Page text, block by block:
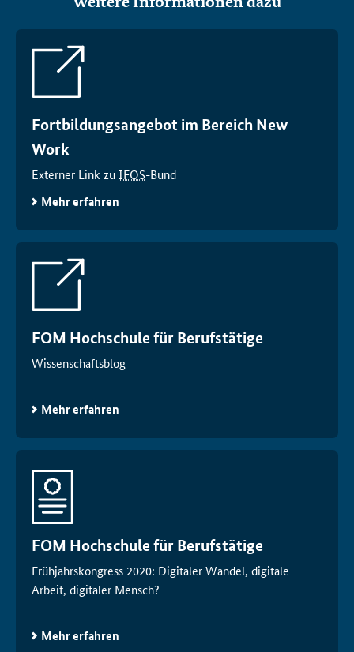
Fortbildungsangebot im Bereich New
Work
Externer Link zuIFOS-Bund
Mehr erfahren
FOM Hochschule für Berufstätige
Wissenschaftsblog
Mehr erfahren
FOM Hochschule für Berufstätige
Frühjahrskongress 2020: Digitaler Wandel, digitale
Arbeit, digitaler Mensch?
Mehr erfahren